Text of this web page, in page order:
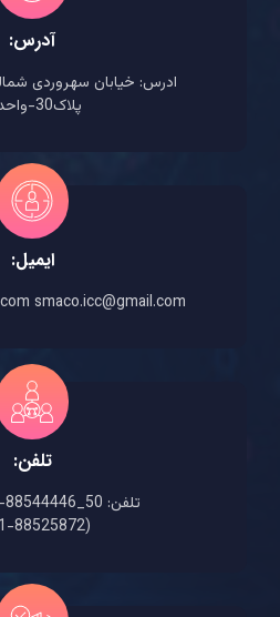
آدرس:
ادرس: خیابان سهروردی
پلاک30-واحد 1
ایمیل:
smaco.icc@gmail.com
تلفن:
(88525872-021)